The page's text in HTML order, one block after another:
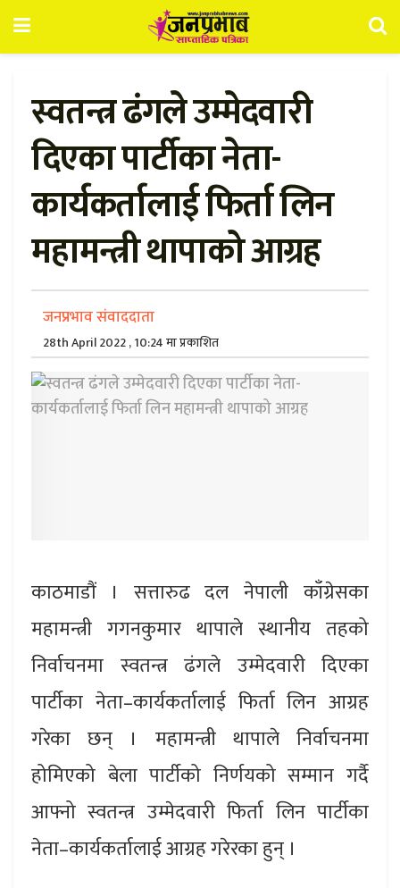
स्वतन्त्र ढंगले उम्मेदवारी
दिएका पार्टीका नेता-
कार्यकर्तालाई फिर्ता लिन
महामन्त्री थापाको आग्रह
जनप्रभाव संवाददाता
28th April 2022 , 10:24 मा प्रकाशित
काठमाडौं । सत्तारुढ दल नेपाली काँग्रेसका
महामन्त्री गगनकुमार थापाले स्थानीय तहको
निर्वाचनमा स्वतन्त्र ढंगले उम्मेदवारी दिएका
पार्टीका नेता–कार्यकर्तालाई फिर्ता लिन आग्रह
गरेका छन् । महामन्त्री थापाले निर्वाचनमा
होमिएको बेला पार्टीको निर्णयको सम्मान गर्दै
आफ्नो स्वतन्त्र उम्मेदवारी फिर्ता लिन पार्टीका
नेता–कार्यकर्तालाई आग्रह गरेरका हुन् ।